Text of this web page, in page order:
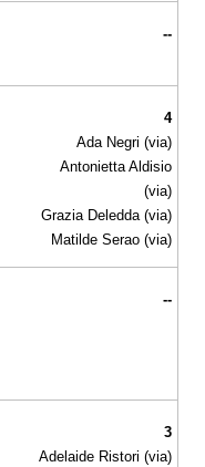
--
4
Ada Negri (via)
Antonietta Aldisio
(via)
Grazia Deledda (via)
Matilde Serao (via)
--
3
Adelaide Ristori (via)